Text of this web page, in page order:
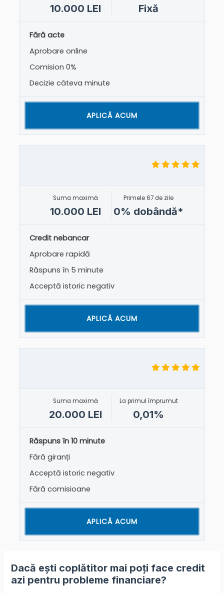
10.000 LEI Fixă
Fără acte
Aprobare online
Comision 0%
Decizie câteva minute
APLICĂ ACUM
Suma maximă
10.000 LEI
Primele 67 de zile
0% dobândă*
Credit nebancar
Aprobare rapidă
Răspuns în 5 minute
Acceptă istoric negativ
APLICĂ ACUM
Suma maximă
20.000 LEI
La primul împrumut
0,01%
Răspuns în 10 minute
Fără giranți
Acceptă istoric negativ
Fără comisioane
APLICĂ ACUM
Dacă ești coplătitor mai poți face credit
azi pentru probleme financiare?